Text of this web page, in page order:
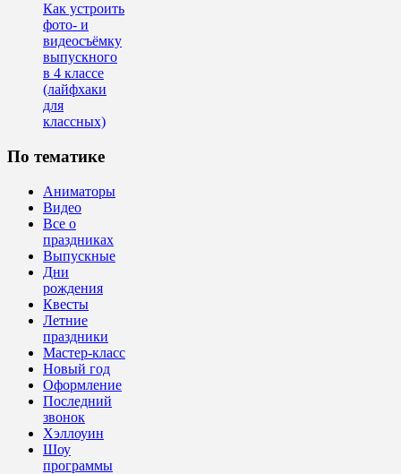
Как устроить
фото- и
видеосъёмку
выпускного
в 4 классе
(лайфхаки
для
классных)
По тематике
Аниматоры
Видео
Все о
праздниках
Выпускные
Дни
рождения
Квесты
Летние
праздники
Мастер-класс
Новый год
Оформление
Последний
звонок
Хэллоуин
Шоу
программы